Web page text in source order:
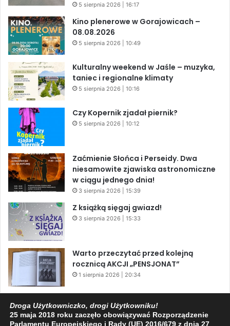
5 sierpnia 2026 | 16:17
Kino plenerowe w Gorajowicach –
08.08.2026
5 sierpnia 2026 | 10:49
Kulturalny weekend w Jaśle – muzyka,
taniec i regionalne klimaty
5 sierpnia 2026 | 10:16
Czy Kopernik zjadał piernik?
5 sierpnia 2026 | 10:12
Zaćmienie Słońca i Perseidy. Dwa
niesamowite zjawiska astronomiczne
w ciągu jednego dnia!
3 sierpnia 2026 | 15:39
Z książką sięgaj gwiazd!
3 sierpnia 2026 | 15:33
Warto przeczytać przed kolejną
rocznicą AKCJI „PENSJONAT”
1 sierpnia 2026 | 20:34
31 lipca 2026 | 11:44
Droga Użytkowniczko, drogi Użytkowniku!
25 maja 2018 roku zaczęło obowiązywać Rozporządzenie
Parlamentu Europejskiego i Rady (UE) 2016/679 z dnia 27